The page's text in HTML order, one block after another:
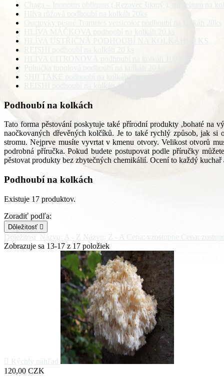
Chaga – Inonotus obliquus ( Rezavec šikmý ), mycelium na
Hlíva růžová podhoubí na kolkáh 20ks
HLÍVA MÁČKOVA podhoubí na kolkáh 20 ks
Podhoubí na kolkách
Tato forma pěstování poskytuje také přírodní produkty ,bohaté na
naočkovaných dřevěných kolčíků. Je to také rychlý způsob, jak
stromu. Nejprve musíte vyvrtat v kmenu otvory. Velikost otvorů
podrobná příručka. Pokud budete postupovat podle příručky
pěstovat produkty bez zbytečných chemikálií. Ocení to každý kuchař
Podhoubí na kolkách
Existuje 17 produktov.
Zoradiť podľa:
Dôležitosť 
Dôležitosť Názvu: A - Z Názvu: Z - A
Cena:
Zobrazuje sa 13-17 z 17 položiek
Rýchly náhľad
Cena
120,00 CZK